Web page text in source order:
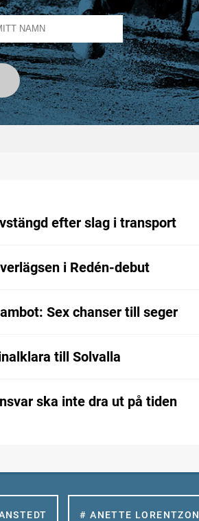
efter slag i transport
i Redén-debut
Sex chanser till seger
till Solvalla
ska inte dra ut på tiden
# ANETTE LORENTZON